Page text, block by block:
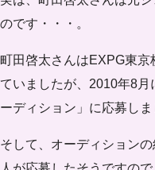
のです・・・。
町田啓太さんはEXPG東
ていましたが、2010年8
ーディション」に応募しま
そして、オーディション